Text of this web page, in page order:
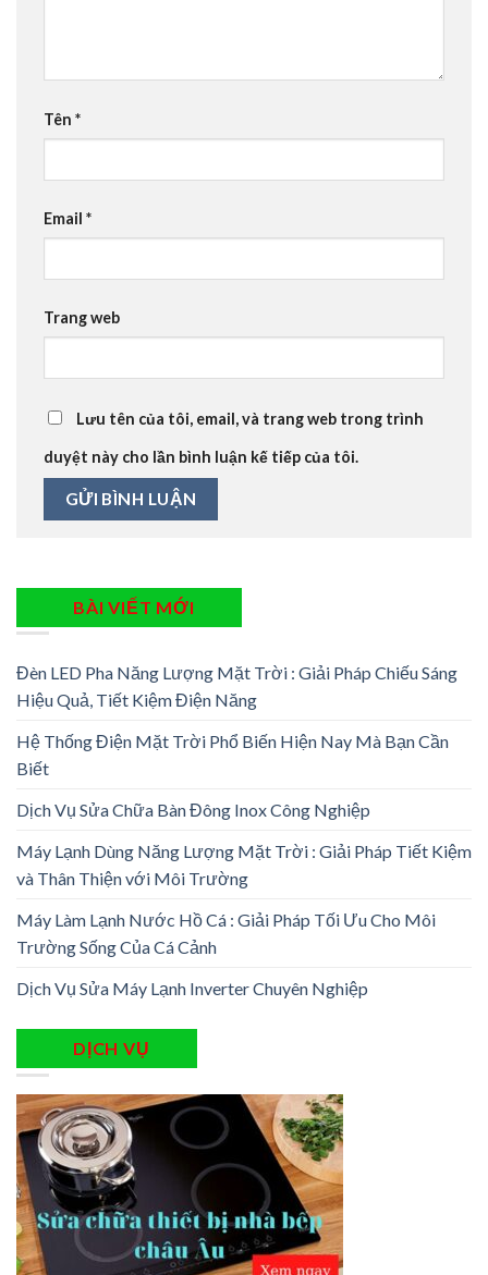
Tên *
Email *
Trang web
Lưu tên của tôi, email, và trang web trong trình
duyệt này cho lần bình luận kế tiếp của tôi.
BÀI VIẾT MỚI
Đèn LED Pha Năng Lượng Mặt Trời : Giải Pháp Chiếu Sáng
Hiệu Quả, Tiết Kiệm Điện Năng
Hệ Thống Điện Mặt Trời Phổ Biến Hiện Nay Mà Bạn Cần
Biết
Dịch Vụ Sửa Chữa Bàn Đông Inox Công Nghiệp
Máy Lạnh Dùng Năng Lượng Mặt Trời : Giải Pháp Tiết Kiệm
và Thân Thiện với Môi Trường
Máy Làm Lạnh Nước Hồ Cá : Giải Pháp Tối Ưu Cho Môi
Trường Sống Của Cá Cảnh
Dịch Vụ Sửa Máy Lạnh Inverter Chuyên Nghiệp
DỊCH VỤ